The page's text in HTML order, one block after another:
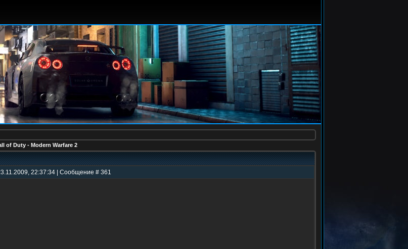
of Duty - Modern Warfare 2
22:37:34 | Сообщение # 361